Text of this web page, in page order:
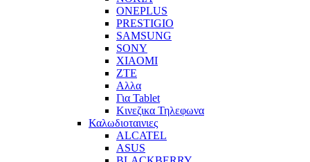
ONEPLUS
PRESTIGIO
SAMSUNG
SONY
XIAOMI
ZTE
Αλλα
Για Tablet
Κινεζικα Τηλεφωνα
Καλωδιοταινιες
ALCATEL
ASUS